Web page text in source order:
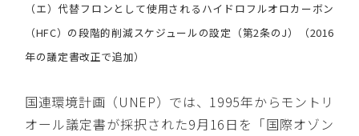
（エ）代替フロンとして使用されるハイドロフルオロカーボン
（HFC）の段階的削減スケジュールの設定（第2条のJ）（2016
年の議定書改正で追加）
国連環境計画（UNEP）では、1995年からモントリ
オール議定書が採択された9月16日を「国際オゾン